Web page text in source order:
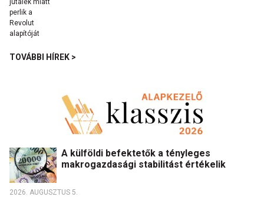
TOVÁBBI HÍREK >
A külföldi befektetők a tényleges
makrogazdasági stabilitást értékelik
2026. AUGUSZTUS 5.